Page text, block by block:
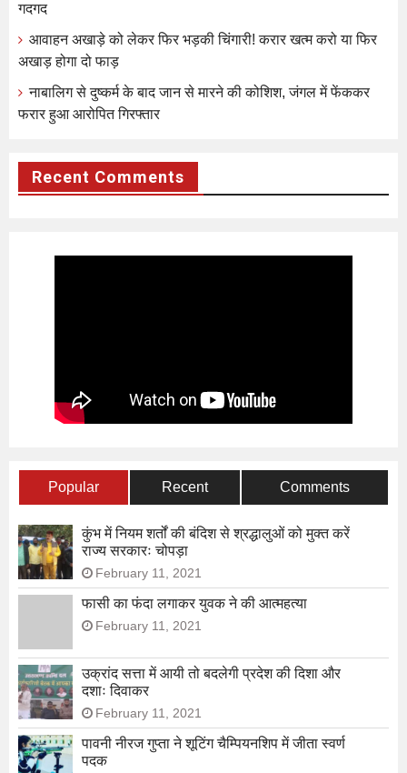
गदगद
आवाहन अखाड़े को लेकर फिर भड़की चिंगारी! करार खत्म करो या फिर
अखाड़ होगा दो फाड़
नाबालिग से दुष्कर्म के बाद जान से मारने की कोशिश, जंगल में फेंककर
फरार हुआ आरोपित गिरफ्तार
Recent Comments
Popular Recent Comments
कुंभ में नियम शर्तों की बंदिश से श्रद्धालुओं को मुक्त करें
राज्य सरकारः चोपड़ा
February 11, 2021
फासी का फंदा लगाकर युवक ने की आत्महत्या
February 11, 2021
उक्रांद सत्ता में आयी तो बदलेगी प्रदेश की दिशा और
दशाः दिवाकर
February 11, 2021
पावनी नीरज गुप्ता ने शूटिंग चैम्पियनशिप में जीता स्वर्ण
पदक